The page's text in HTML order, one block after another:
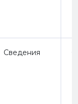
Сведения